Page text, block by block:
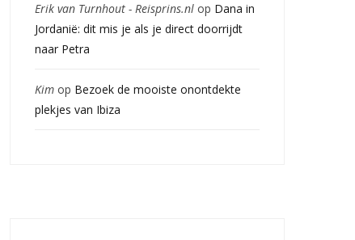
Erik van Turnhout - Reisprins.nl op Dana in
Jordanië: dit mis je als je direct doorrijdt
naar Petra
Kim op Bezoek de mooiste onontdekte
plekjes van Ibiza